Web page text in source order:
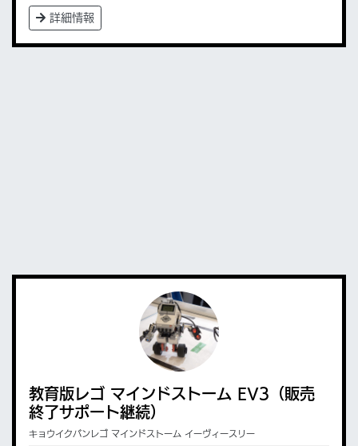
詳細情報
教育版レゴ マインドストーム EV3（販売
終了サポート継続）
キョウイクバンレゴ マインドストーム イーヴィースリー